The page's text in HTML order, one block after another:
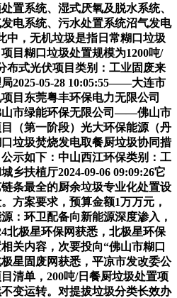
置系统、湿式厌氧及脱水系统、
电系统、污水处置系统沼气发电
中，无机垃圾是指日常糊口垃圾
目糊口垃圾处置规模为1200吨/
布式光伏项目类别：工业固废来
2025-05-28 10:05:55——大连市
目东莞粤丰环保电力无限公司
市绿能环保无限公司——佛山市
（第一阶段）光大环保能源（丹
垃圾焚烧发电取餐厨垃圾协同措
示如下：中山西江环保类别：工
乡扶植厅2024-09-06 09:09:26它
条最全的厨余垃圾专业化处置设
方案要求，预算金额1万万元，
：环卫配备向新能源深度渗入，
北极星环保网获悉，北极星环保
关内容，次要投向“佛山市糊口
星固废网获悉，平凉市发改委公
清单，200吨/日餐厨垃圾处置项
变运转。对提拔垃圾分类长效办